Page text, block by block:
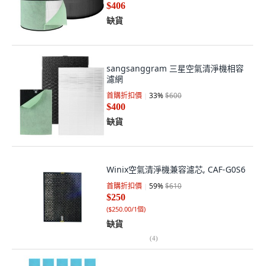
$406
缺貨
sangsanggram 三星空氣清淨機相容
濾網
首購折扣價 33%$600
$400
缺貨
Winix空氣清淨機兼容濾芯, CAF-G0S6
首購折扣價 59%$610
$250
($250.00/1個)
缺貨
(4)